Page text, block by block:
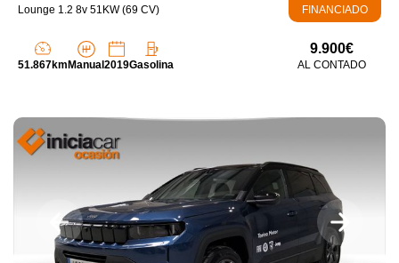
Lounge 1.2 8v 51KW (69 CV) FINANCIADO
51.867km Manual 2019Gasolina
9.900€
AL CONTADO